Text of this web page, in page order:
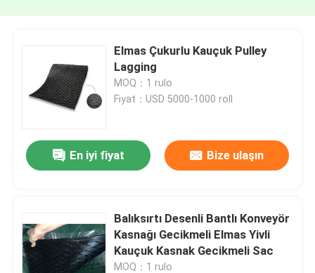
Elmas Çukurlu Kauçuk Pulley
Lagging
MOQ：1 rulo
Fiyat：USD 5000-1000 roll
En iyi fiyat Bize ulaşın
Balıksırtı Desenli Bantlı Konveyör
Kasnağı Gecikmeli Elmas Yivli
Kauçuk Kasnak Gecikmeli Sac
MOQ：1 rulo